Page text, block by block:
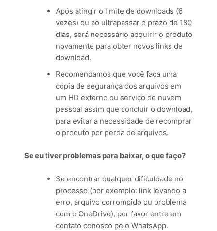
Após atingir o limite de downloads (6
vezes) ou ao ultrapassar o prazo de 180
dias, será necessário adquirir o produto
novamente para obter novos links de
download.
Recomendamos que você faça uma
cópia de segurança dos arquivos em
um HD externo ou serviço de nuvem
pessoal assim que concluir o download,
para evitar a necessidade de recomprar
o produto por perda de arquivos.
Se eu tiver problemas para baixar, o que faço?
Se encontrar qualquer dificuldade no
processo (por exemplo: link levando a
erro, arquivo corrompido ou problema
com o OneDrive), por favor entre em
contato conosco pelo WhatsApp.